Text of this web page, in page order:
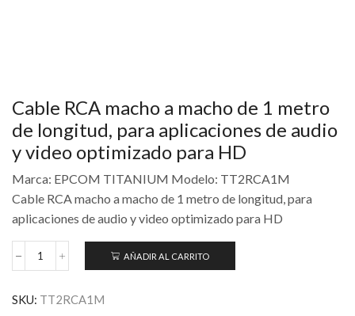
Cable RCA macho a macho de 1 metro
de longitud, para aplicaciones de audio
y video optimizado para HD
Marca: EPCOM TITANIUM Modelo: TT2RCA1M
Cable RCA macho a macho de 1 metro de longitud, para
aplicaciones de audio y video optimizado para HD
AÑADIR AL CARRITO
SKU: TT2RCA1M